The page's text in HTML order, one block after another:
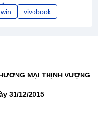
vivobook
MẠI THỊNH VƯỢNG
31/12/2015